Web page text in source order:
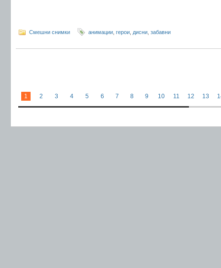
Смешни снимки анимации герои дисни забавни
1 2 3 4 5 6 7 8 9 10 11 12 13